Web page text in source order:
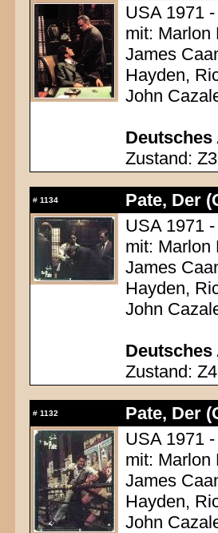
USA 1971
mit: Marlon
James
Hayden,
John
Deutsches
Zustand: Z3
# 1134
Pate, Der
USA 1971
mit: Marlon
James
Hayden,
John
Deutsches
Zustand: Z4
# 1132
Pate, Der
USA 1971
mit: Marlon
James
Hayden,
John